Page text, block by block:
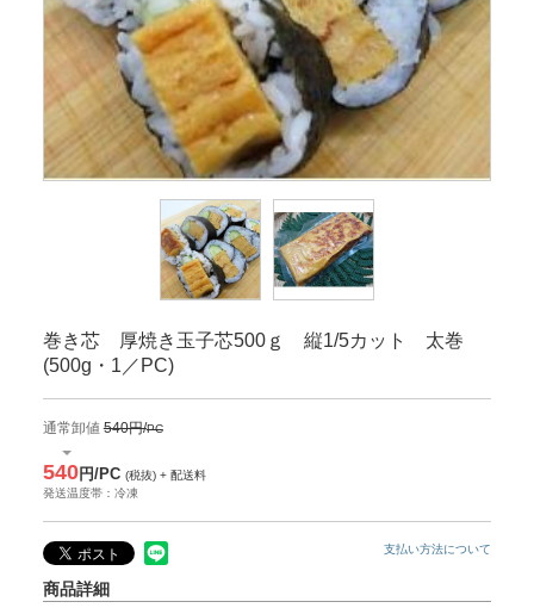
巻き芯 厚焼き玉子芯500ｇ 縦1/5カット 太巻
(500g・1／PC)
通常卸値 540円/PC
540円/PC (税抜) + 配送料
発送温度帯：冷凍
支払い方法について
商品詳細